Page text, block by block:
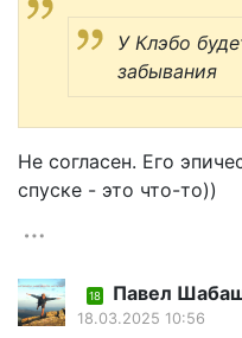
У Клэбо
забывания
Не согласен. Его
спуске - это что-то))
18 Павел
18.03.2025 10:56